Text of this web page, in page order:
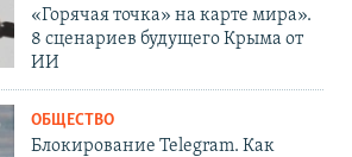
«Горячая точка» на карте мира».
8 сценариев будущего Крыма от
ИИ
ОБЩЕСТВО
Блокирование Telegram. Как